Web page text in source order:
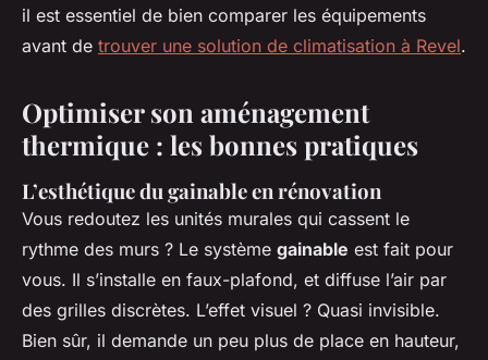
il est essentiel de bien comparer les équipements
avant de trouver une solution de climatisation à Revel.
Optimiser son aménagement
thermique : les bonnes pratiques
L’esthétique du gainable en rénovation
Vous redoutez les unités murales qui cassent le
rythme des murs ? Le système gainable est fait pour
vous. Il s’installe en faux-plafond, et diffuse l’air par
des grilles discrètes. L’effet visuel ? Quasi invisible.
Bien sûr, il demande un peu plus de place en hauteur,